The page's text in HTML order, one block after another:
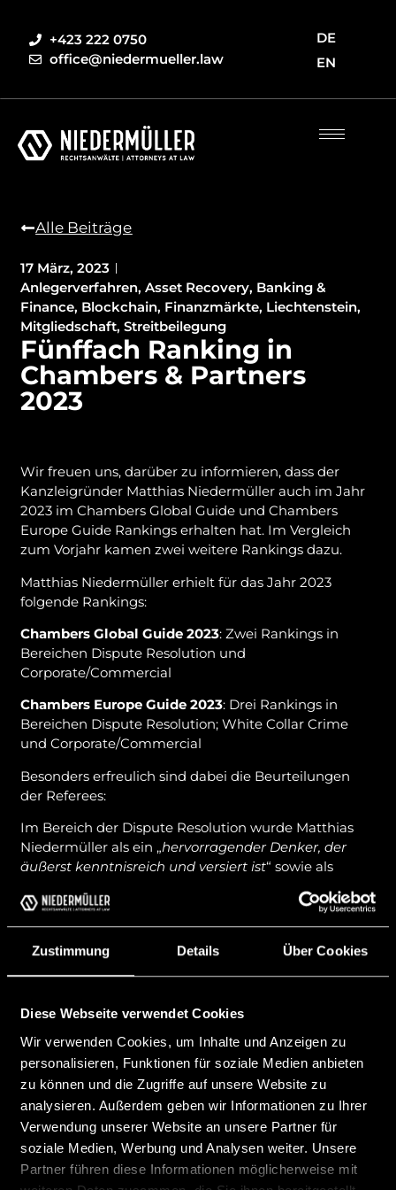
Zustimmung Details Über Cookies
Diese Webseite verwendet Cookies
Wir verwenden Cookies, um Inhalte und Anzeigen zu
personalisieren, Funktionen für soziale Medien anbieten
zu können und die Zugriffe auf unsere Website zu
analysieren. Außerdem geben wir Informationen zu Ihrer
Verwendung unserer Website an unsere Partner für
soziale Medien, Werbung und Analysen weiter. Unsere
Partner führen diese Informationen möglicherweise mit
+423 222 0750
office@niedermueller.law
DE
EN
Alle Beiträge
17 März, 2023
Anlegerverfahren,Asset Recovery, Banking &
Finance, Blockchain, Finanzmärkte, Liechtenstein,
Mitgliedschaft,Streitbeilegung
Fünffach Ranking in
Chambers & Partners
2023
Wir freuen uns, darüber zu informieren, dass der
Kanzleigründer Matthias Niedermüller auch im Jahr
2023 im Chambers Global Guide und Chambers
Europe Guide Rankings erhalten hat. Im Vergleich
zum Vorjahr kamen zwei weitere Rankings dazu.
Matthias Niedermüller erhielt für das Jahr 2023
folgende Rankings:
Chambers Global Guide 2023: Zwei Rankings in
Bereichen Dispute Resolution und
Corporate/Commercial
Chambers Europe Guide 2023: Drei Rankings in
Bereichen Dispute Resolution; White Collar Crime
und Corporate/Commercial
Besonders erfreulich sind dabei die Beurteilungen
der Referees:
Im Bereich der Dispute Resolution wurde Matthias
Niedermüller als ein „hervorragender Denker, der
äußerst kenntnisreich und versiert ist“ sowie als
Im Bereich White Collar Crime wurde Matthias
Prozessanwalt, der besonders stark im Bereich der
Wirtschaftskriminalität ist und regelmässig in
Bezug zu Liechtenstein tätig ist.“
Im Bereich Corporate/Commercial wurde Matthias
Niedermüller als“sehr versiert in Fragen der
Regulierung und Lizenzierung von Finanzprodukten,
sowie in der Erstellung von Prospekten und
Wertpapierplattformen bei gleichzeitiger
Unterstützung in kommerziellen Angelegenheiten
und M&A.“hervorgehoben. Zudem wurde ausgeführt
dass er „ seinen Kunden sehr gut komplexe Themen